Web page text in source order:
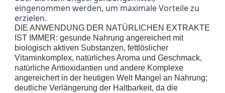
eingenommen werden, um maximale Vorteile zu
erzielen.
DIE ANWENDUNG DER NATÜRLICHEN EXTRAKTE
IST IMMER: gesunde Nahrung angereichert mit
biologisch aktiven Substanzen, fettlöslicher
Vitaminkomplex, natürliches Aroma und Geschmack,
natürliche Antioxidantien und andere Komplexe
angereichert in der heutigen Welt Mangel an Nahrung;
deutliche Verlängerung der Haltbarkeit, da die